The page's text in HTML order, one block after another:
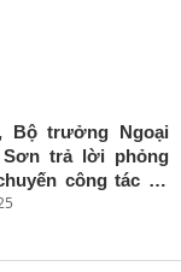
Bộ trưởng Ngoại
Sơn trả lời phỏng
công tác tại
Thủ tướng Chính